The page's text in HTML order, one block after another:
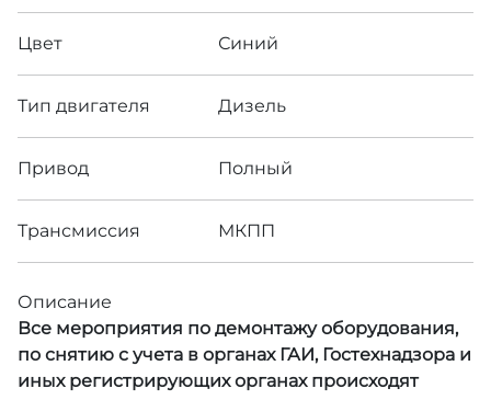
Цвет Синий
Тип двигателя Дизель
Привод Полный
Трансмиссия МКПП
Описание
Все мероприятия по демонтажу оборудования,
по снятию с учета в органах ГАИ, Гостехнадзора и
иных регистрирующих органах происходят